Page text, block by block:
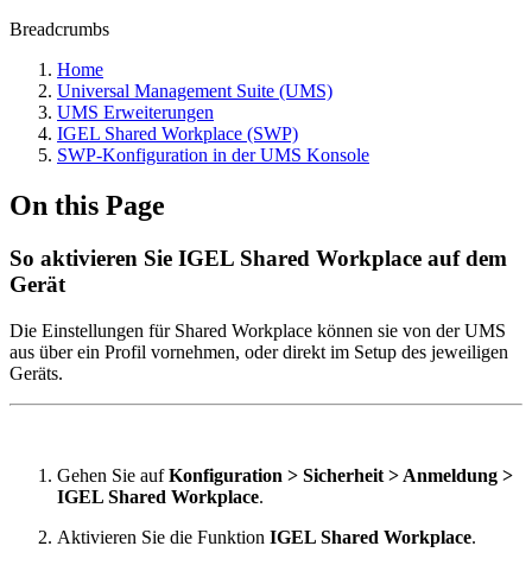
Breadcrumbs
Home
Universal Management Suite (UMS)
UMS Erweiterungen
IGEL Shared Workplace (SWP)
SWP-Konfiguration in der UMS Konsole
On this Page
So aktivieren Sie IGEL Shared Workplace auf dem
Gerät
Die Einstellungen für Shared Workplace können sie von der UMS
aus über ein Profil vornehmen, oder direkt im Setup des jeweiligen
Geräts.
Gehen Sie aufKonfiguration > Sicherheit > Anmeldung >
IGEL Shared Workplace.
Aktivieren Sie die Funktion IGEL Shared Workplace.